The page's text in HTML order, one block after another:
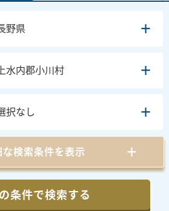
野県
水内郡小川村
択なし
な検索条件を表示
条件で検索する